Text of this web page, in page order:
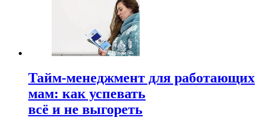
Тайм-менеджмент для работающих
мам: как успевать
всё и не выгореть